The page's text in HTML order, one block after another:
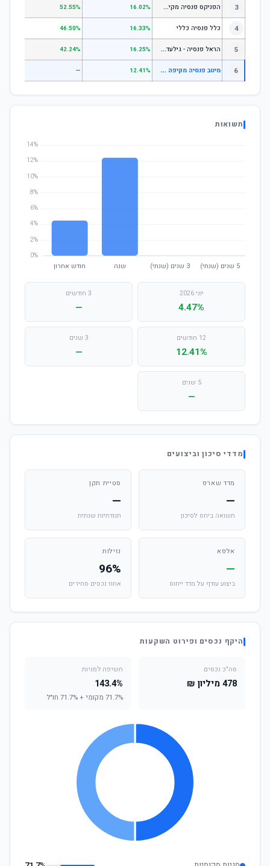
3 ה
פניקס פנסיה מקיפה - מסלול לבני 50 ומטה 16.02%
52.55%
4 כלל פנסיה כללי 16.33%
46.50%
5 ה
ראל פנסיה - גילעד כללי 16.25%
42.24%
6 מ
יטב פנסיה מקיפה מניות סחיר 12.41%
—
תשואות
יוני 2026
4.47%
3 חודשים
—
12 חודשים
12.41%
3 שנים
—
5 שנים
—
מדדי סיכון וביצועים
מדד שארפ
—
תשואה ביחס לסיכון
סטיית תקן
—
תנודתיות שנתית
אלפא
—
ביצוע עודף על מדד ייחוס
נזילות
96%
אחוז נכסים סחירים
היקף נכסים ופירוט השקעות
סה"כ נכסים
478 מיליון ₪
חשיפה למניות
143.4%
71.7% מקומי + 71.7% חו"ל